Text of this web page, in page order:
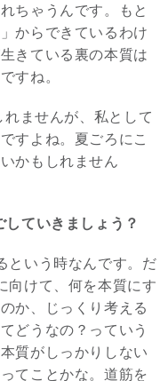
ちゃうんです。もと
からできているわけ
きている裏の本質は
すね。
ませんが、私として
すよね。夏ごろにこ
かもしれません
ていきましょう？
という時なんです。だ
向けて、何を本質にす
か、じっくり考える
どうなの？っていう
質がしっかりしない
てことかな。道筋を